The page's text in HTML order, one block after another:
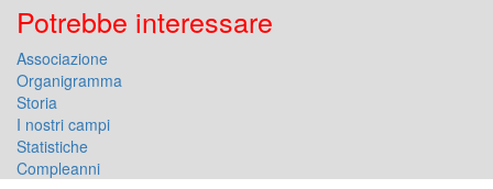
Potrebbe interessare
Associazione
Organigramma
Storia
I nostri campi
Statistiche
Compleanni